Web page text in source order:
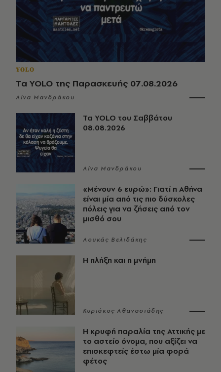
YOLO
Τα YOLO της Παρασκευής 07.08.2026
Λίνα Μανδράκου
Τα YOLO του Σαββάτου
08.08.2026
Λίνα Μανδράκου
«Μένουν 6 ευρώ»: Γιατί η Αθήνα
είναι μία από τις πιο δύσκολες
πόλεις για να ζήσεις από τον
μισθό σου
Λουκάς Βελιδάκης
Η πλήξη και η μνήμη
Κυριάκος Αθανασιάδης
Η κρυφή παραλία της Αττικής με
το αστείο όνομα, που αξίζει να
επισκεφτείς έστω μία φορά
φέτος